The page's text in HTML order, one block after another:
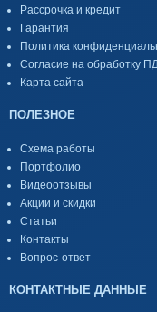
Рассрочка и кредит
Гарантия
Политика
Согласие на обработку ПД
Карта сайта
ПОЛЕЗНОЕ
Схема работы
Портфолио
Видеоотзывы
Акции и скидки
Статьи
Контакты
Вопрос-ответ
КОНТАКТНЫЕ ДАННЫЕ